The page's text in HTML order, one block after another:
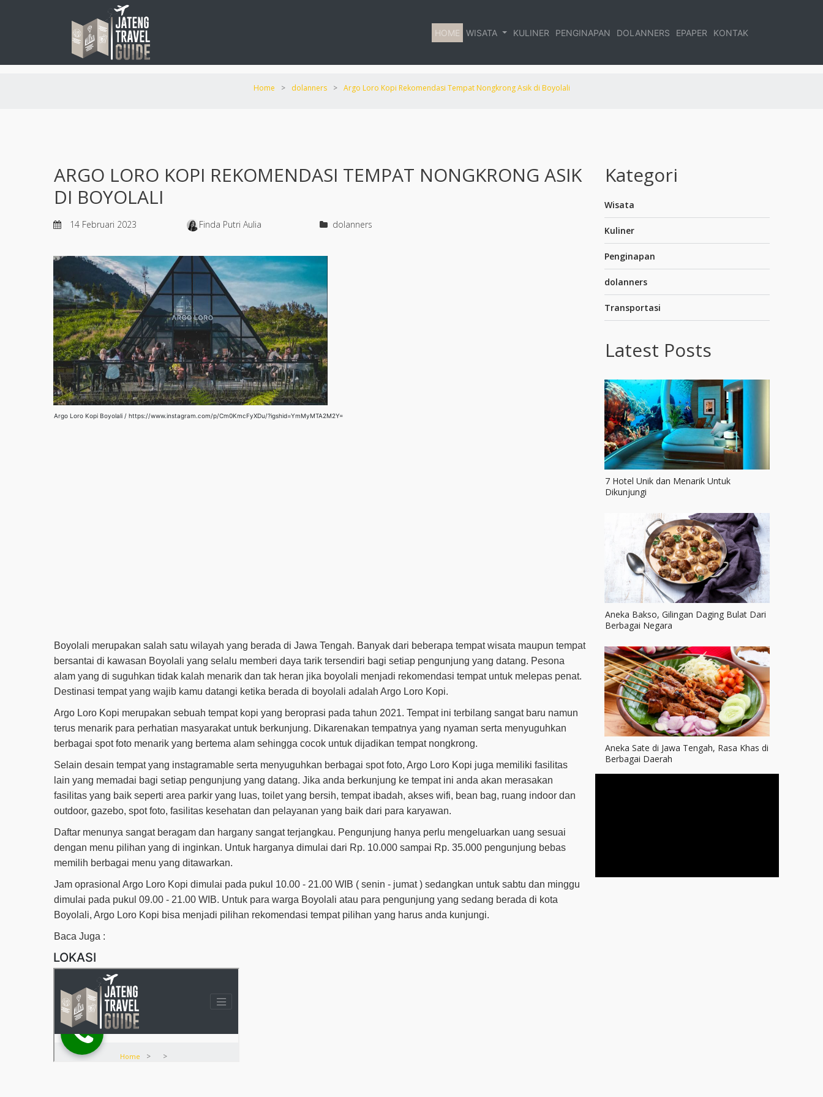
HOME WISATA KULINER PENGINAPAN DOLANNERS EPAPER KONTAK
Home > dolanners > Argo Loro Kopi Rekomendasi Tempat Nongkrong Asik di Boyolali
ARGO LORO KOPI REKOMENDASI TEMPAT NONGKRONG ASIK
DI BOYOLALI
14 Februari 2023 Finda Putri Aulia dolanners
Argo Loro Kopi Boyolali / https://www.instagram.com/p/Cm0KmcFyXDu/?igshid=YmMyMTA2M2Y=
Boyolali merupakan salah satu wilayah yang berada di Jawa Tengah. Banyak dari beberapa tempat wisata maupun tempat
bersantai di kawasan Boyolali yang selalu memberi daya tarik tersendiri bagi setiap pengunjung yang datang. Pesona
alam yang di suguhkan tidak kalah menarik dan tak heran jika boyolali menjadi rekomendasi tempat untuk melepas penat.
Destinasi tempat yang wajib kamu datangi ketika berada di boyolali adalah Argo Loro Kopi.
Argo Loro Kopi merupakan sebuah tempat kopi yang beroprasi pada tahun 2021. Tempat ini terbilang sangat baru namun
terus menarik para perhatian masyarakat untuk berkunjung. Dikarenakan tempatnya yang nyaman serta menyuguhkan
berbagai spot foto menarik yang bertema alam sehingga cocok untuk dijadikan tempat nongkrong.
Selain desain tempat yang instagramable serta menyuguhkan berbagai spot foto, Argo Loro Kopi juga memiliki fasilitas
lain yang memadai bagi setiap pengunjung yang datang. Jika anda berkunjung ke tempat ini anda akan merasakan
fasilitas yang baik seperti area parkir yang luas, toilet yang bersih, tempat ibadah, akses wifi, bean bag, ruang indoor dan
outdoor, gazebo, spot foto, fasilitas kesehatan dan pelayanan yang baik dari para karyawan.
Daftar menunya sangat beragam dan hargany sangat terjangkau. Pengunjung hanya perlu mengeluarkan uang sesuai
dengan menu pilihan yang di inginkan. Untuk harganya dimulai dari Rp. 10.000 sampai Rp. 35.000 pengunjung bebas
memilih berbagai menu yang ditawarkan.
Jam oprasional Argo Loro Kopi dimulai pada pukul 10.00 - 21.00 WIB ( senin - jumat ) sedangkan untuk sabtu dan minggu
dimulai pada pukul 09.00 - 21.00 WIB. Untuk para warga Boyolali atau para pengunjung yang sedang berada di kota
Boyolali, Argo Loro Kopi bisa menjadi pilihan rekomendasi tempat pilihan yang harus anda kunjungi.
Baca Juga :
LOKASI
Kategori
Wisata
Kuliner
Penginapan
dolanners
Transportasi
Latest Posts
7 Hotel Unik dan Menarik Untuk
Dikunjungi
Aneka Bakso, Gilingan Daging Bulat Dari
Berbagai Negara
Aneka Sate di Jawa Tengah, Rasa Khas di
Berbagai Daerah